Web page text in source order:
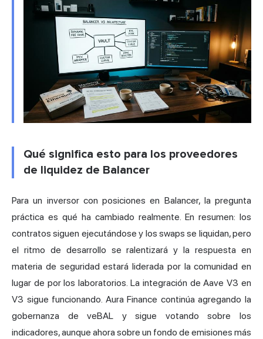
Qué significa esto para los proveedores
de liquidez de Balancer
Para un inversor con posiciones en Balancer, la pregunta
práctica es qué ha cambiado realmente. En resumen: los
contratos siguen ejecutándose y los swaps se liquidan, pero
el ritmo de desarrollo se ralentizará y la respuesta en
materia de seguridad estará liderada por la comunidad en
lugar de por los laboratorios. La integración de Aave V3 en
V3 sigue funcionando. Aura Finance continúa agregando la
gobernanza de veBAL y sigue votando sobre los
indicadores, aunque ahora sobre un fondo de emisiones más